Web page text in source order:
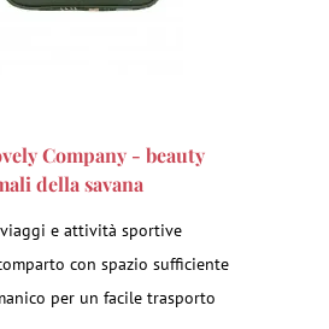
Company - beauty
della savana
viaggi e attività sportive
con spazio sufficiente
per un facile trasporto